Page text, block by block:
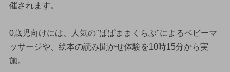
催されます。
0歳児向けには、人気の"ぱぱままくらぶ"によるベビーマ
ッサージや、絵本の読み聞かせ体験を10時15分から実
施。